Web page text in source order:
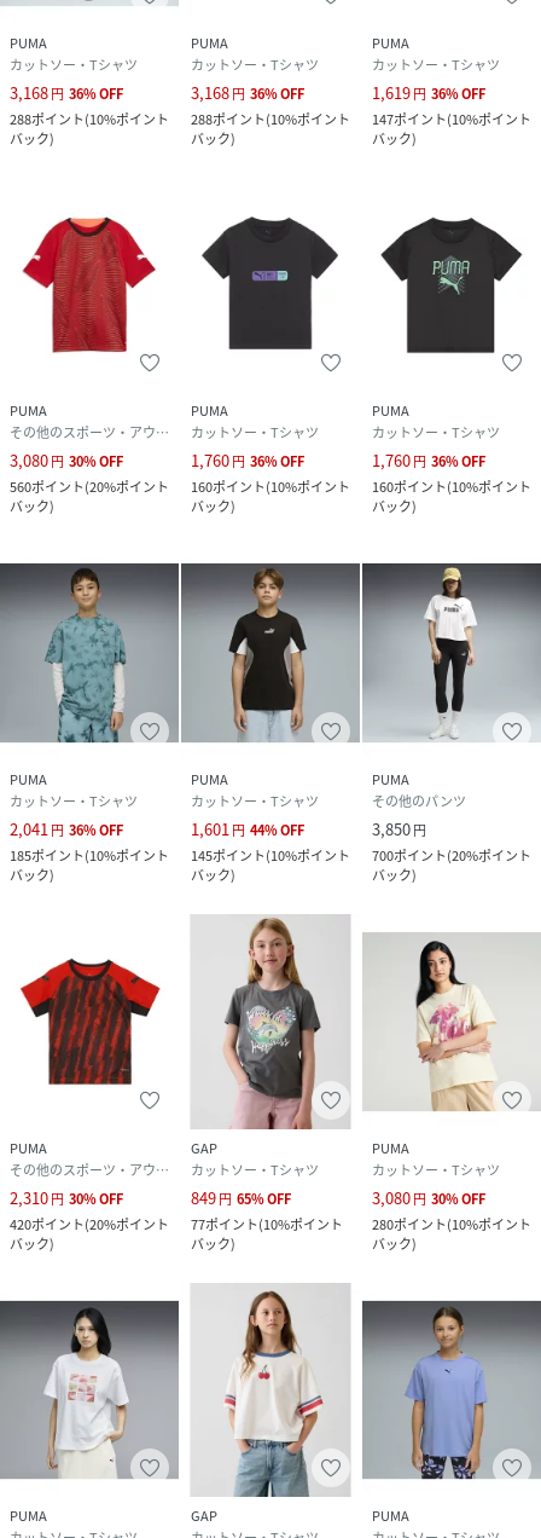
PUMA
カットソー・Tシャツ
3,168円 36%OFF
288ポイント(10%ポイント
バック)
PUMA
カットソー・Tシャツ
3,168円 36%OFF
288ポイント(10%ポイント
バック)
PUMA
カットソー・Tシャツ
1,619円 36%OFF
147ポイント(10%ポイント
バック)
PUMA
その他のスポーツ・アウトドア用品
3,080円 30%OFF
560ポイント(20%ポイント
バック)
PUMA
カットソー・Tシャツ
1,760円 36%OFF
160ポイント(10%ポイント
バック)
PUMA
カットソー・Tシャツ
1,760円 36%OFF
160ポイント(10%ポイント
バック)
PUMA
カットソー・Tシャツ
2,041円 36%OFF
185ポイント(10%ポイント
バック)
PUMA
カットソー・Tシャツ
1,601円 44%OFF
145ポイント(10%ポイント
バック)
PUMA
その他のパンツ
3,850円
700ポイント(20%ポイント
バック)
PUMA
その他のスポーツ・アウトドア用品
2,310円 30%OFF
420ポイント(20%ポイント
バック)
GAP
カットソー・Tシャツ
849円 65%OFF
77ポイント(10%ポイント
バック)
PUMA
カットソー・Tシャツ
3,080円 30%OFF
280ポイント(10%ポイント
バック)
PUMA
GAP
PUMA